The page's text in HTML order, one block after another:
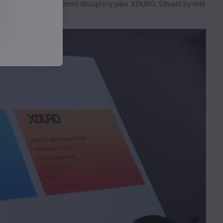
pro extrémní disciplíny jako XDURO. Situaci by měl